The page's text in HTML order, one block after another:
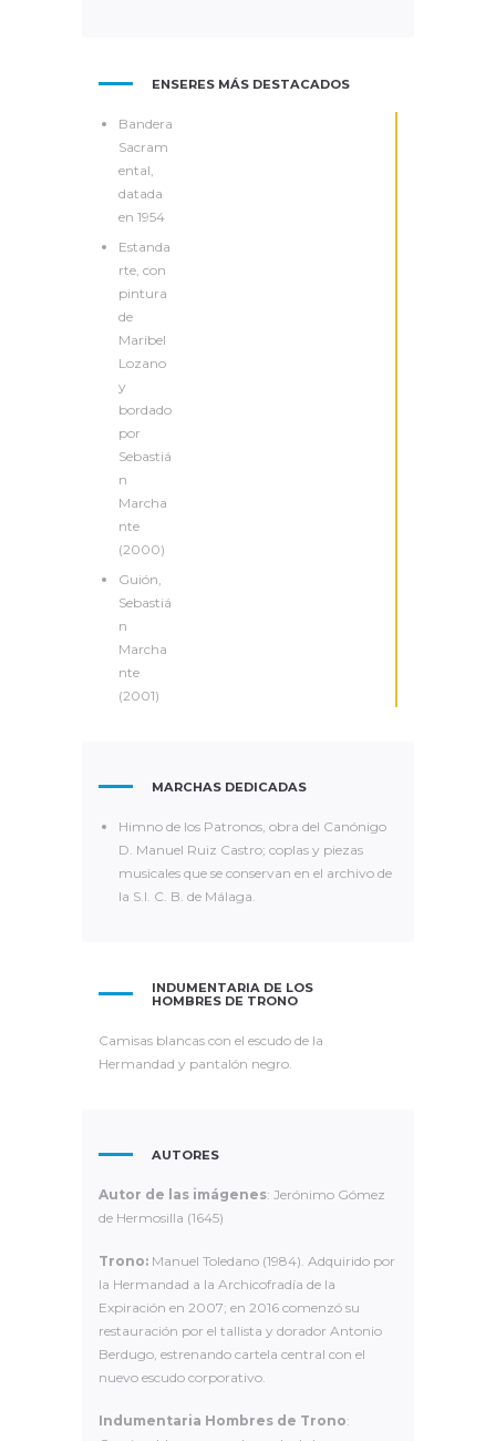
ENSERES MÁS DESTACADOS
Bandera
Sacram
ental,
datada
en 1954
Estanda
rte, con
pintura
de
Maribel
Lozano
y
bordado
por
Sebastiá
n
Marcha
nte
(2000)
Guión,
Sebastiá
n
Marcha
nte
(2001)
MARCHAS DEDICADAS
Himno de los Patronos, obra del Canónigo
D. Manuel Ruiz Castro; coplas y piezas
musicales que se conservan en el archivo de
la S.I. C. B. de Málaga.
INDUMENTARIA DE LOS
HOMBRES DE TRONO
Camisas blancas con el escudo de la
Hermandad y pantalón negro.
AUTORES
Autor de las imágenes: Jerónimo Gómez
de Hermosilla (1645)
Trono: Manuel Toledano (1984). Adquirido por
la Hermandad a la Archicofradía de la
Expiración en 2007; en 2016 comenzó su
restauración por el tallista y dorador Antonio
Berdugo, estrenando cartela central con el
nuevo escudo corporativo.
Indumentaria Hombres de Trono: